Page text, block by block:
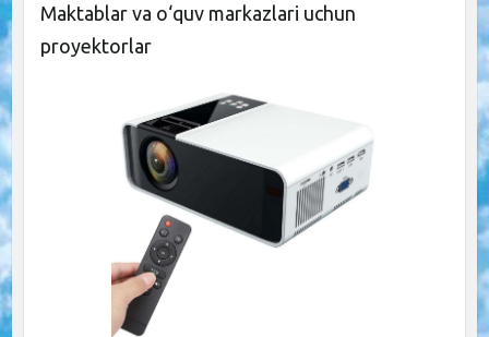
Maktablar va o‘quv markazlari uchun
proyektorlar